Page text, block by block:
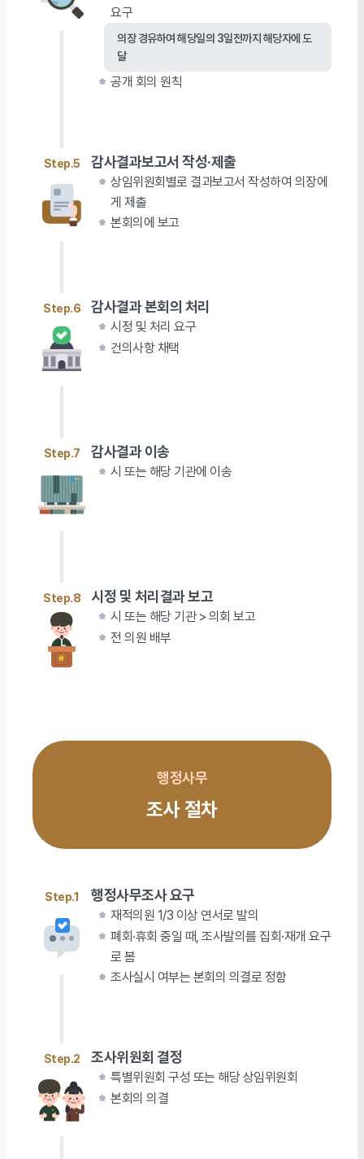
요구
의장 경유하여 해당일의 3일전까지 해당자에 도
달
공개 회의 원칙
Step.5 감사결과보고서 작성·제출
상임위원회별로 결과보고서 작성하여 의장에
게 제출
본회의에 보고
Step.6 감사결과 본회의 처리
시정 및 처리 요구
건의사항 채택
Step.7 감사결과 이송
시 또는 해당 기관에 이송
Step.8 시정 및 처리결과 보고
시 또는 해당 기관 > 의회 보고
전 의원 배부
행정사무
조사 절차
Step.1 행정사무조사 요구
재적의원 1/3 이상 연서로 발의
폐회·휴회 중일 때, 조사발의를 집회·재개 요구
로 봄
조사실시 여부는 본회의 의결로 정함
Step.2 조사위원회 결정
특별위원회 구성 또는 해당 상임위원회
본회의 의결